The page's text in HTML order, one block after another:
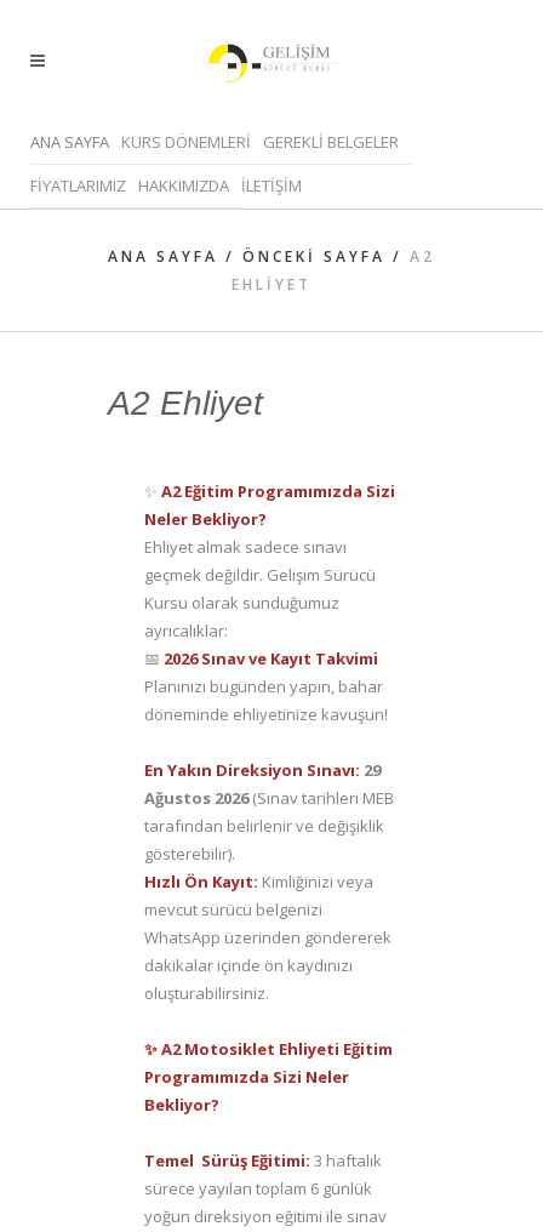
ANA SAYFA KURS DÖNEMLERİ
GEREKLİ BELGELER
FİYATLARIMIZ
HAKKIMIZDA İLETİŞİM
ANA SAYFA / ÖNCEKI SAYFA / A2
EHLIYET
A2 Ehliyet
✨ A2 Eğitim Programımızda Sizi
Neler Bekliyor?
Ehliyet almak sadece sınavı
geçmek değildir. Gelişim Sürücü
Kursu olarak sunduğumuz
ayrıcalıklar:
📅 2026 Sınav ve Kayıt Takvimi
Planınızı bugünden yapın, bahar
döneminde ehliyetinize kavuşun!
En Yakın Direksiyon Sınavı: 29
Ağustos 2026(Sınav tarihleri MEB
tarafından belirlenir ve değişiklik
gösterebilir).
Hızlı Ön Kayıt: Kimliğinizi veya
mevcut sürücü belgenizi
WhatsApp üzerinden göndererek
dakikalar içinde ön kaydınızı
oluşturabilirsiniz.
✨ A2 Motosiklet Ehliyeti Eğitim
Programımızda Sizi Neler
Bekliyor?
Temel Sürüş Eğitimi: 3 haftalık
sürece yayılan toplam 6 günlük
yoğun direksiyon eğitimi ile sınav